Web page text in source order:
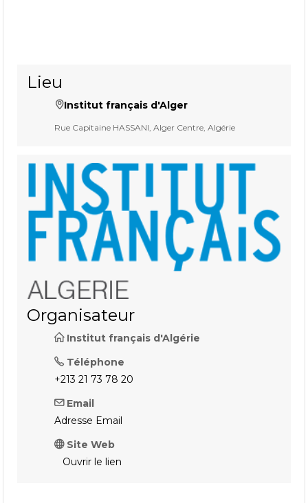
Lieu
Institut français d'Alger
Rue Capitaine HASSANI, Alger Centre, Algérie
Organisateur
Institut français d'Algérie
Téléphone
+213 21 73 78 20
Email
Adresse Email
Site Web
Ouvrir le lien